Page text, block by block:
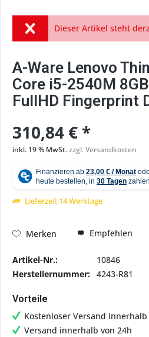
Dieser Artikel steht
A-Ware Lenovo
Core i5-2540M
FullHD Fingerprint
310,84 € *
inkl. 19 % MwSt.zzgl. Versandkosten
Lieferzeit 14 Werktage
Merken Empfehlen
Artikel-Nr.:
10846
Herstellernummer: 4243-R81
Vorteile
Kostenloser Versand innerhalb
Versand innerhalb von 24h